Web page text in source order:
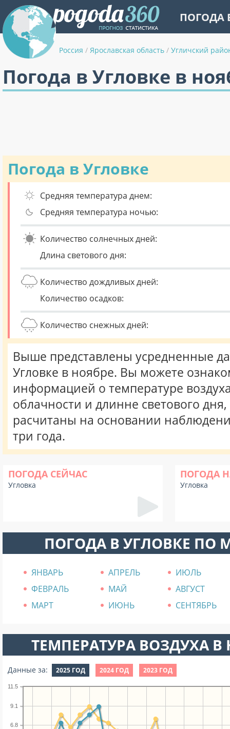
ПОГОДА
Россия / Ярославская область / Угличский
Погода в Угловке в
Погода в Угловке
Средняя температура днем:
Средняя температура ночью:
Количество солнечных дней:
Длина светового дня:
Количество дождливых дней:
Количество осадков:
Количество снежных дней:
Выше представлены усредненные
Угловке в ноябре. Вы можете
информацией о температуре
облачности и длинне светового
расчитаны на основании
три года.
ПОГОДА СЕЙЧАС
Угловка
ПОГОДА
Угловка
ПОГОДА В УГЛОВКЕ ПО
ЯНВАРЬ АПРЕЛЬ
ИЮЛЬ
ФЕВРАЛЬ
МАЙ
АВГУСТ
МАРТ
ИЮНЬ СЕНТЯБРЬ
ТЕМПЕРАТУРА ВОЗДУХА В
Данные за: 2025 ГОД 2024 ГОД 2023 ГОД
6.8
9.1
11.5